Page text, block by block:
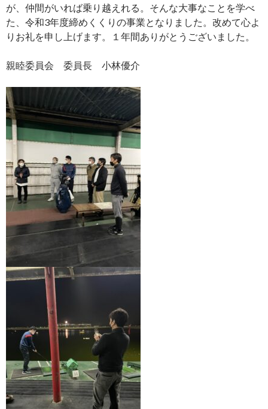
が、仲間がいれば乗り越えれる。そんな大事なことを学べ
た、令和3年度締めくくりの事業となりました。改めて心よ
りお礼を申し上げます。１年間ありがとうございました。
親睦委員会 委員長 小林優介